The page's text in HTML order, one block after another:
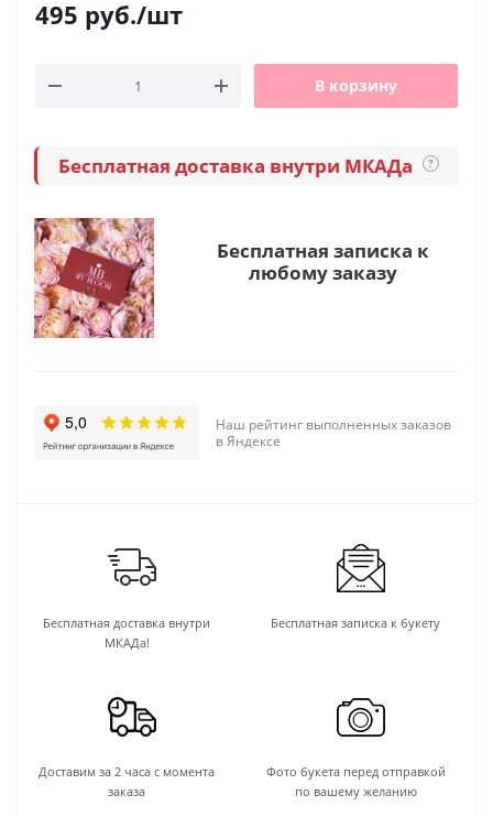
495 руб./шт
В корзину
Бесплатная доставка внутри МКАДа ?
Бесплатная записка к
любому заказу
Наш рейтинг выполненных заказов
в Яндексе
Бесплатная доставка внутри
МКАДа!
Бесплатная записка к букету
Доставим за 2 часа с момента
заказа
Фото букета перед отправкой
по вашему желанию